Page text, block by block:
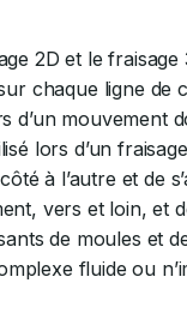
2D et le
chaque ligne de
d’un mouvement
lors d’un
à l’autre et de
vers et loin, et
de moules et
fluide ou